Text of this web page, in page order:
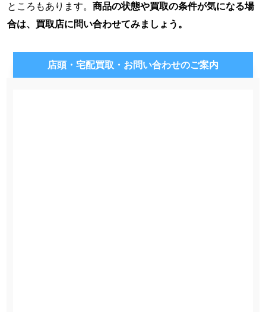
ところもあります。 商品の状態や買取の条件が気になる場
合は、買取店に問い合わせてみましょう。
店頭・宅配買取・お問い合わせのご案内